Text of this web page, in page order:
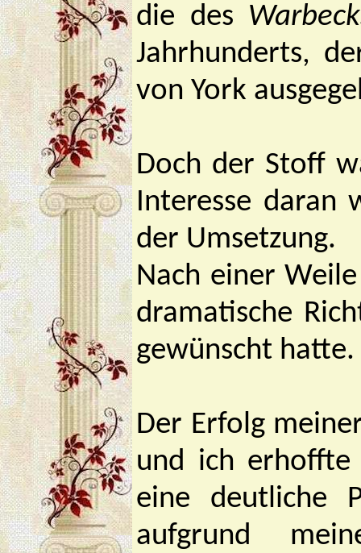
die des
Jahrhunderts,
von York
Doch der Stoff
Interesse daran
der Umsetzung.
Nach einer
dramatische
gewünscht hatte.
Der Erfolg
und ich erhoffte
eine deutliche
aufgrund